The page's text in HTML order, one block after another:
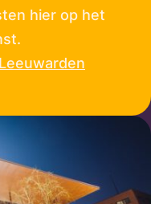
hier op het